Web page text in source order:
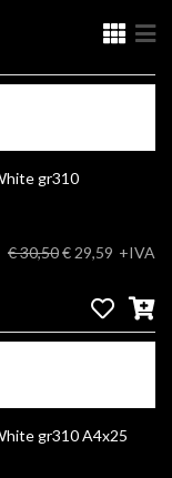
gr310
€ 30,50€ 29,59 +IVA
gr310 A4x25